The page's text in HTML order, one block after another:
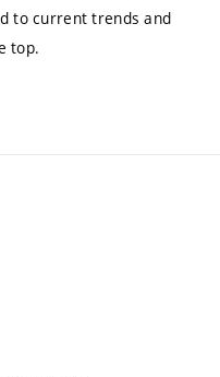
to current trends and
top.